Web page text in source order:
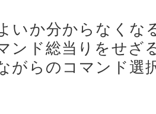
いか分からなくな
ンド総当りをせざ
がらのコマンド選